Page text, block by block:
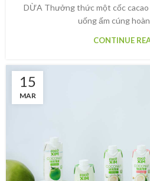
DỪA Thưởng thức một cốc
uống ấm cúng
CONTINUE
15
MAR